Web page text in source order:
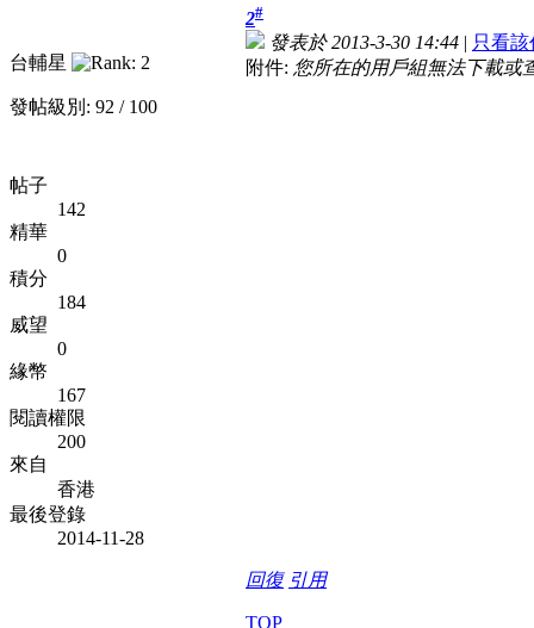
台輔星
發帖級別: 92 / 100
帖子
142
精華
0
積分
184
威望
0
緣幣
167
閱讀權限
200
來自
香港
最後登錄
2014-11-28
2#
發表於 2013-3-30 14:44 | 只看該
附件: 您所在的用戶組無法下載或
回復 引用
TOP